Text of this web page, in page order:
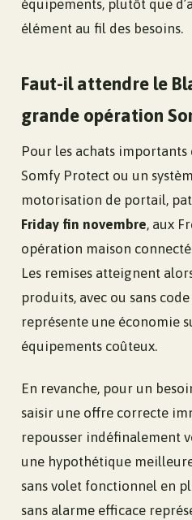
équipements, plutôt que
élément au fil des besoins.
Faut-il attendre le
grande opération
Pour les achats
Somfy Protect ou un
motorisation de portail,
Friday fin novembre, aux
opération maison
Les remises atteignent
produits, avec ou sans
représente une économie
équipements coûteux.
En revanche, pour un
saisir une offre correcte
repousser indéfinalement
une hypothétique
sans volet fonctionnel en
sans alarme efficace